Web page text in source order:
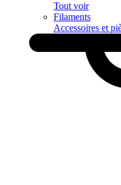
Tout voir
Filaments
Accessoires et